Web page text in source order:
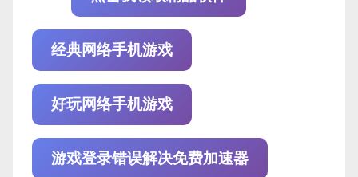
经典网络手机游戏
好玩网络手机游戏
游戏登录错误解决免费加速器